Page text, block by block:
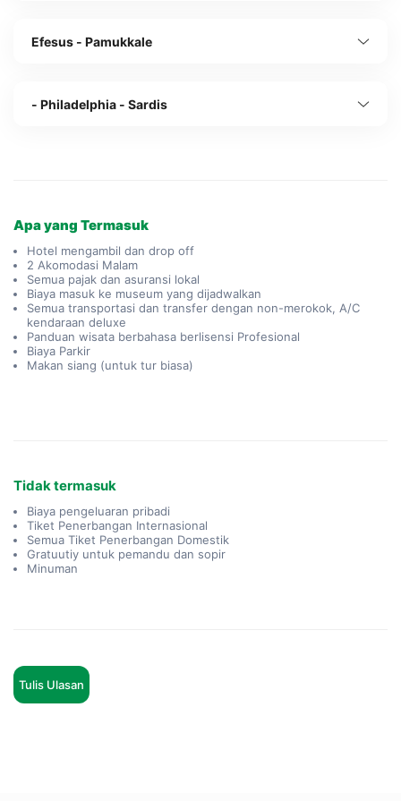
Efesus - Pamukkale
- Philadelphia - Sardis
Apa yang Termasuk
Hotel mengambil dan drop off
2 Akomodasi Malam
Semua pajak dan asuransi lokal
Biaya masuk ke museum yang dijadwalkan
Semua transportasi dan transfer dengan non-merokok, A/C
kendaraan deluxe
Panduan wisata berbahasa berlisensi Profesional
Biaya Parkir
Makan siang (untuk tur biasa)
Tidak termasuk
Biaya pengeluaran pribadi
Tiket Penerbangan Internasional
Semua Tiket Penerbangan Domestik
Gratuutiy untuk pemandu dan sopir
Minuman
Tulis Ulasan